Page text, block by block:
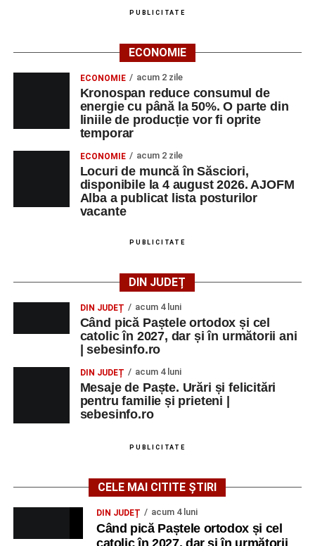
PUBLICITATE
ECONOMIE
ECONOMIE acum 2 zile
Kronospan reduce consumul de
energie cu până la 50%. O parte din
liniile de producție vor fi oprite
temporar
ECONOMIE acum 2 zile
Locuri de muncă în Săsciori,
disponibile la 4 august 2026. AJOFM
Alba a publicat lista posturilor
vacante
PUBLICITATE
DIN JUDEȚ
DIN JUDEȚ acum 4 luni
Când pică Paștele ortodox și cel
catolic în 2027, dar și în următorii ani
| sebesinfo.ro
DIN JUDEȚ acum 4 luni
Mesaje de Paște. Urări și felicitări
pentru familie și prieteni |
sebesinfo.ro
PUBLICITATE
CELE MAI CITITE ȘTIRI
DIN JUDEȚ acum 4 luni
Când pică Paștele ortodox și cel
catolic în 2027, dar și în următorii